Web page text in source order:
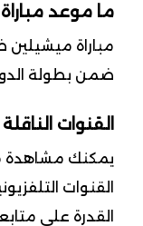
ما موعد
ضمن بطولة
القنوات
يمكنك مشاهدة
القنوات
القدرة على